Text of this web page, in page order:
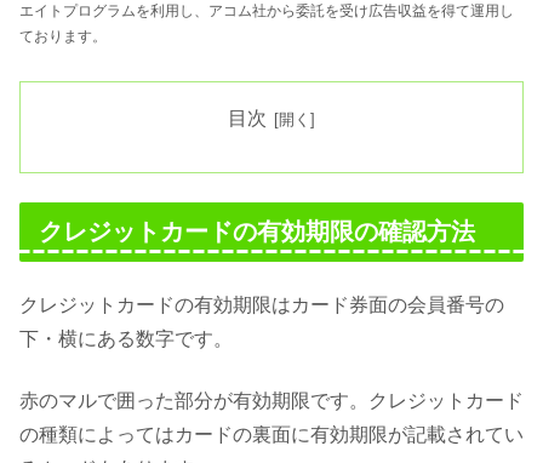
エイトプログラムを利用し、アコム社から委託を受け広告収益を得て運用し
ております。
目次
クレジットカードの有効期限の確認方法
クレジットカードの有効期限はカード券面の会員番号の
下・横にある数字です。
赤のマルで囲った部分が有効期限です。クレジットカード
の種類によってはカードの裏面に有効期限が記載されてい